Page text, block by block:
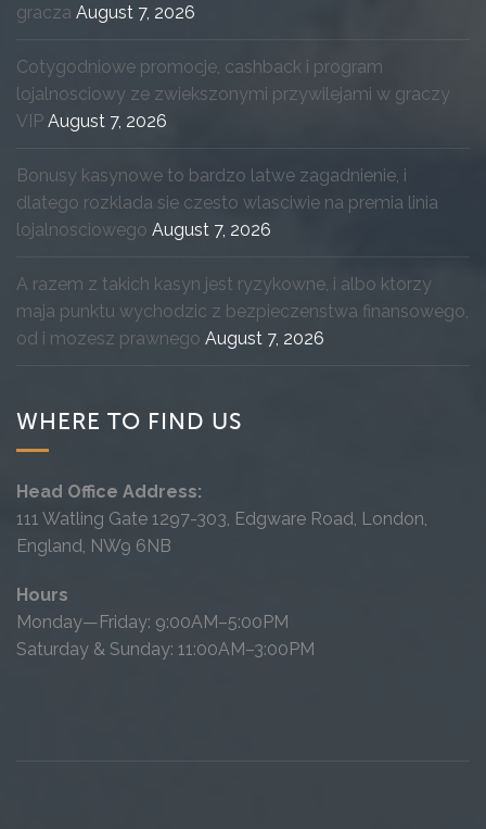
gracza August 7, 2026
Cotygodniowe promocje, cashback i program
lojalnosciowy ze zwiekszonymi przywilejami w graczy
VIP August 7, 2026
Bonusy kasynowe to bardzo latwe zagadnienie, i
dlatego rozklada sie czesto wlasciwie na premia linia
lojalnosciowego August 7, 2026
A razem z takich kasyn jest ryzykowne, i albo ktorzy
maja punktu wychodzic z bezpieczenstwa finansowego,
od i mozesz prawnego August 7, 2026
WHERE TO FIND US
Head Office Address:
111 Watling Gate 1297-303, Edgware Road, London,
England, NW9 6NB
Hours
Monday—Friday: 9:00AM–5:00PM
Saturday & Sunday: 11:00AM–3:00PM